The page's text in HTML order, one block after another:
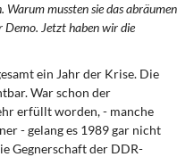
Warum mussten sie das abräumen
Demo. Jetzt haben wir die
ein Jahr der Krise. Die
War schon der
erfüllt worden, - manche
- gelang es 1989 gar nicht
Gegnerschaft der DDR-